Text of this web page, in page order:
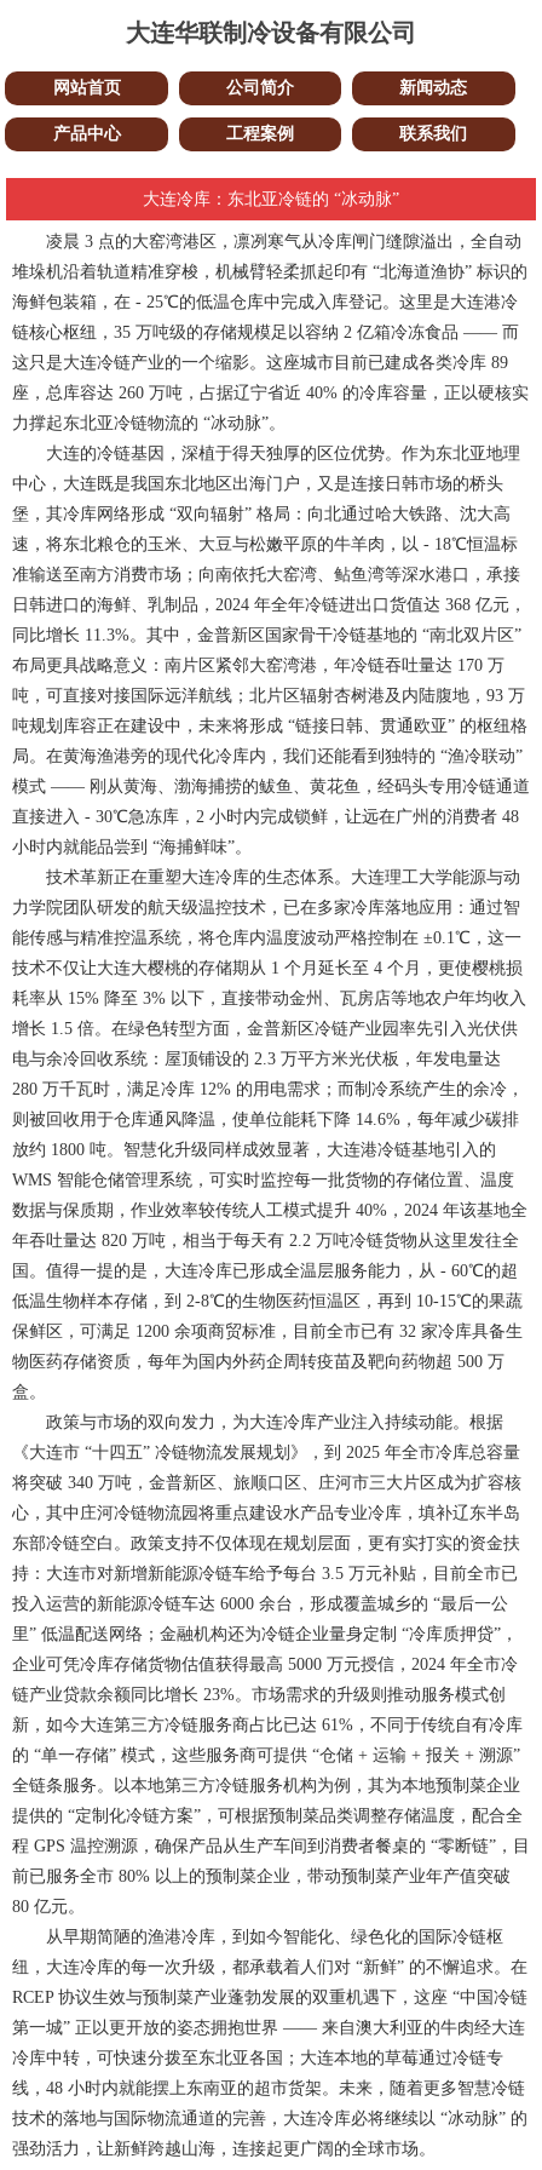
大连华联制冷设备有限公司
网站首页 公司简介 新闻动态
产品中心 工程案例 联系我们
大连冷库：东北亚冷链的 “冰动脉”
凌晨 3 点的大窑湾港区，凛冽寒气从冷库闸门缝隙溢出，全自动
堆垛机沿着轨道精准穿梭，机械臂轻柔抓起印有 “北海道渔协” 标识的
海鲜包装箱，在 - 25℃的低温仓库中完成入库登记。这里是大连港冷
链核心枢纽，35 万吨级的存储规模足以容纳 2 亿箱冷冻食品 —— 而
这只是大连冷链产业的一个缩影。这座城市目前已建成各类冷库 89
座，总库容达 260 万吨，占据辽宁省近 40% 的冷库容量，正以硬核实
力撑起东北亚冷链物流的 “冰动脉”。
大连的冷链基因，深植于得天独厚的区位优势。作为东北亚地理
中心，大连既是我国东北地区出海门户，又是连接日韩市场的桥头
堡，其冷库网络形成 “双向辐射” 格局：向北通过哈大铁路、沈大高
速，将东北粮仓的玉米、大豆与松嫩平原的牛羊肉，以 - 18℃恒温标
准输送至南方消费市场；向南依托大窑湾、鲇鱼湾等深水港口，承接
日韩进口的海鲜、乳制品，2024 年全年冷链进出口货值达 368 亿元，
同比增长 11.3%。其中，金普新区国家骨干冷链基地的 “南北双片区”
布局更具战略意义：南片区紧邻大窑湾港，年冷链吞吐量达 170 万
吨，可直接对接国际远洋航线；北片区辐射杏树港及内陆腹地，93 万
吨规划库容正在建设中，未来将形成 “链接日韩、贯通欧亚” 的枢纽格
局。在黄海渔港旁的现代化冷库内，我们还能看到独特的 “渔冷联动”
模式 —— 刚从黄海、渤海捕捞的鲅鱼、黄花鱼，经码头专用冷链通道
直接进入 - 30℃急冻库，2 小时内完成锁鲜，让远在广州的消费者 48
小时内就能品尝到 “海捕鲜味”。
技术革新正在重塑大连冷库的生态体系。大连理工大学能源与动
力学院团队研发的航天级温控技术，已在多家冷库落地应用：通过智
能传感与精准控温系统，将仓库内温度波动严格控制在 ±0.1℃，这一
技术不仅让大连大樱桃的存储期从 1 个月延长至 4 个月，更使樱桃损
耗率从 15% 降至 3% 以下，直接带动金州、瓦房店等地农户年均收入
增长 1.5 倍。在绿色转型方面，金普新区冷链产业园率先引入光伏供
电与余冷回收系统：屋顶铺设的 2.3 万平方米光伏板，年发电量达
280 万千瓦时，满足冷库 12% 的用电需求；而制冷系统产生的余冷，
则被回收用于仓库通风降温，使单位能耗下降 14.6%，每年减少碳排
放约 1800 吨。智慧化升级同样成效显著，大连港冷链基地引入的
WMS 智能仓储管理系统，可实时监控每一批货物的存储位置、温度
数据与保质期，作业效率较传统人工模式提升 40%，2024 年该基地全
年吞吐量达 820 万吨，相当于每天有 2.2 万吨冷链货物从这里发往全
国。值得一提的是，大连冷库已形成全温层服务能力，从 - 60℃的超
低温生物样本存储，到 2-8℃的生物医药恒温区，再到 10-15℃的果蔬
保鲜区，可满足 1200 余项商贸标准，目前全市已有 32 家冷库具备生
物医药存储资质，每年为国内外药企周转疫苗及靶向药物超 500 万
盒。
政策与市场的双向发力，为大连冷库产业注入持续动能。根据
《大连市 “十四五” 冷链物流发展规划》，到 2025 年全市冷库总容量
将突破 340 万吨，金普新区、旅顺口区、庄河市三大片区成为扩容核
心，其中庄河冷链物流园将重点建设水产品专业冷库，填补辽东半岛
东部冷链空白。政策支持不仅体现在规划层面，更有实打实的资金扶
持：大连市对新增新能源冷链车给予每台 3.5 万元补贴，目前全市已
投入运营的新能源冷链车达 6000 余台，形成覆盖城乡的 “最后一公
里” 低温配送网络；金融机构还为冷链企业量身定制 “冷库质押贷”，
企业可凭冷库存储货物估值获得最高 5000 万元授信，2024 年全市冷
链产业贷款余额同比增长 23%。市场需求的升级则推动服务模式创
新，如今大连第三方冷链服务商占比已达 61%，不同于传统自有冷库
的 “单一存储” 模式，这些服务商可提供 “仓储 + 运输 + 报关 + 溯源”
全链条服务。以本地第三方冷链服务机构为例，其为本地预制菜企业
提供的 “定制化冷链方案”，可根据预制菜品类调整存储温度，配合全
程 GPS 温控溯源，确保产品从生产车间到消费者餐桌的 “零断链”，目
前已服务全市 80% 以上的预制菜企业，带动预制菜产业年产值突破
80 亿元。
从早期简陋的渔港冷库，到如今智能化、绿色化的国际冷链枢
纽，大连冷库的每一次升级，都承载着人们对 “新鲜” 的不懈追求。在
RCEP 协议生效与预制菜产业蓬勃发展的双重机遇下，这座 “中国冷链
第一城” 正以更开放的姿态拥抱世界 —— 来自澳大利亚的牛肉经大连
冷库中转，可快速分拨至东北亚各国；大连本地的草莓通过冷链专
线，48 小时内就能摆上东南亚的超市货架。未来，随着更多智慧冷链
技术的落地与国际物流通道的完善，大连冷库必将继续以 “冰动脉” 的
强劲活力，让新鲜跨越山海，连接起更广阔的全球市场。